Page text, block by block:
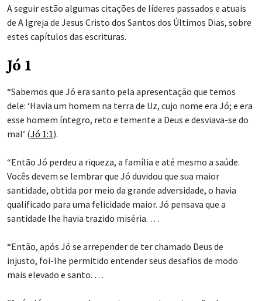
A seguir estão algumas citações de líderes passados e atuais
de A Igreja de Jesus Cristo dos Santos dos Últimos Dias, sobre
estes capítulos das escrituras.
Jó 1
“Sabemos que Jó era santo pela apresentação que temos
dele: ‘Havia um homem na terra de Uz, cujo nome era Jó; e era
esse homem íntegro, reto e temente a Deus e desviava-se do
mal’ (Jó 1:1).
“Então Jó perdeu a riqueza, a família e até mesmo a saúde.
Vocês devem se lembrar que Jó duvidou que sua maior
santidade, obtida por meio da grande adversidade, o havia
qualificado para uma felicidade maior. Jó pensava que a
santidade lhe havia trazido miséria. …
“Então, após Jó se arrepender de ter chamado Deus de
injusto, foi-lhe permitido entender seus desafios de modo
mais elevado e santo. …